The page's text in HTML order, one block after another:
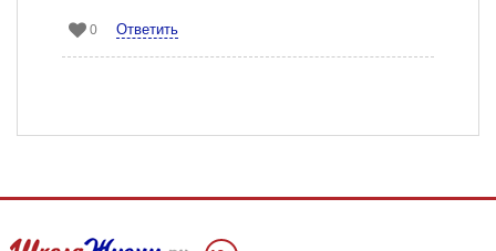
0 Ответить